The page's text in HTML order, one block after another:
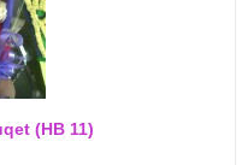
(HB 11)